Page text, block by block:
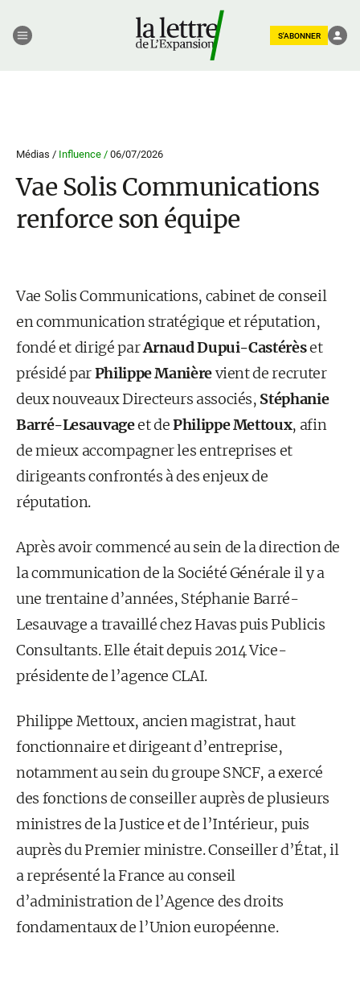
S'ABONNER
Médias / Influence / 06/07/2026
Vae Solis Communications
renforce son équipe
Vae Solis Communications, cabinet de conseil
en communication stratégique et réputation,
fondé et dirigé parArnaud Dupui-Castérèset
présidé parPhilippe Manièrevient de recruter
deux nouveaux Directeurs associés, Stéphanie
Barré-Lesauvageet dePhilippe Mettoux, afin
de mieux accompagner les entreprises et
dirigeants confrontés à des enjeux de
réputation.
Après avoir commencé au sein de la direction de
la communication de la Société Générale il y a
une trentaine d’années, Stéphanie Barré-
Lesauvage a travaillé chez Havas puis Publicis
Consultants. Elle était depuis 2014 Vice-
présidente de l’agence CLAI.
Philippe Mettoux, ancien magistrat, haut
fonctionnaire et dirigeant d’entreprise,
notamment au sein du groupe SNCF, a exercé
des fonctions de conseiller auprès de plusieurs
ministres de la Justice et de l’Intérieur, puis
auprès du Premier ministre. Conseiller d’État, il
a représenté la France au conseil
d’administration de l’Agence des droits
fondamentaux de l’Union européenne.